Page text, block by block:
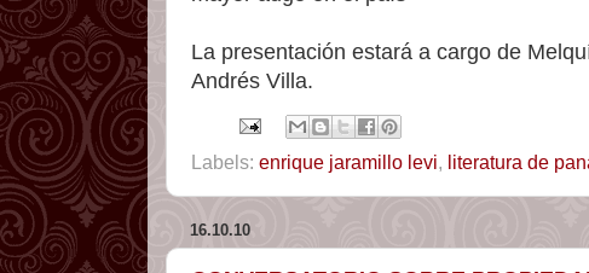
La presentación estará a cargo de
Andrés Villa.
Labels: enrique jaramillo levi, literatura de
16.10.10